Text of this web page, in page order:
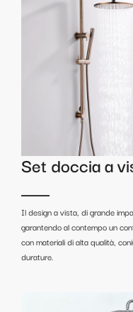
Set doccia a
Il design a vista, di grande
garantendo al contempo un
con materiali di alta qualità,
durature.